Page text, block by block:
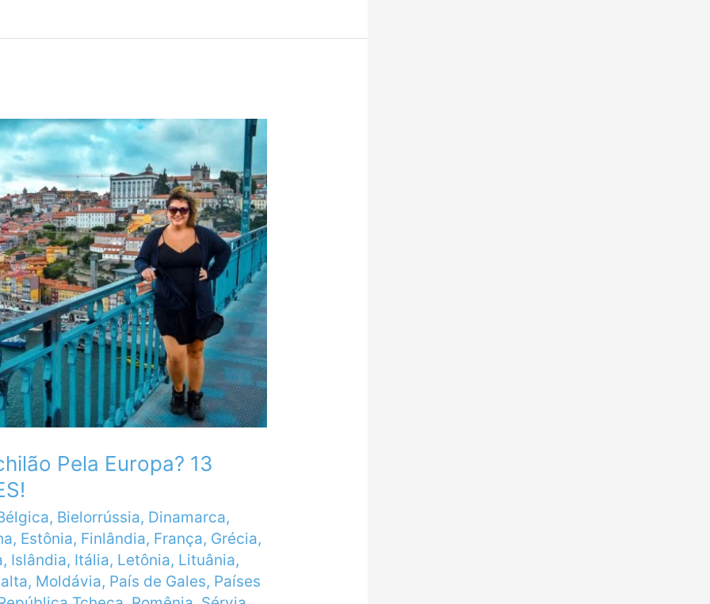
Pela Europa? 13
, Bielorrússia, Dinamarca,
, Estônia, Finlândia, França, Grécia,
, Islândia, Itália, Letônia, Lituânia,
, Moldávia, País de Gales, Países